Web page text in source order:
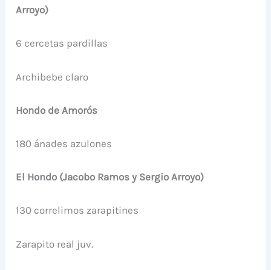
Arroyo)
6 cercetas pardillas
Archibebe claro
Hondo de Amorós
180 ánades azulones
El Hondo (Jacobo Ramos y Sergio Arroyo)
130 correlimos zarapitines
Zarapito real juv.